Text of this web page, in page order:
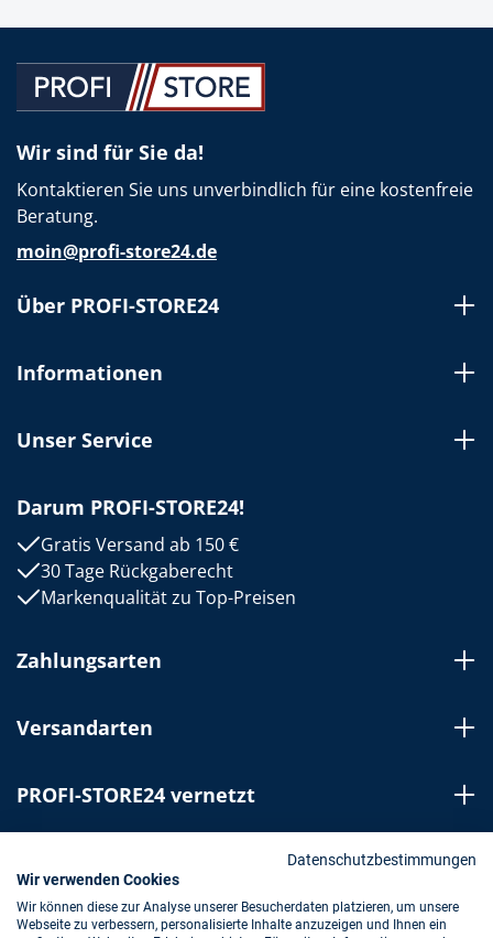
Wir sind für Sie da!
Kontaktieren Sie uns unverbindlich für eine kostenfreie
Beratung.
moin@profi-store24.de
Über PROFI-STORE24
Informationen
Unser Service
Darum PROFI-STORE24!
Gratis Versand ab 150 €
30 Tage Rückgaberecht
Markenqualität zu Top-Preisen
Zahlungsarten
Versandarten
PROFI-STORE24 vernetzt
Bestellung widerrufenDatenschutzbestimmungen
Wir verwenden Cookies
Wir können diese zur Analyse unserer Besucherdaten platzieren, um unsere
Webseite zu verbessern, personalisierte Inhalte anzuzeigen und Ihnen ein